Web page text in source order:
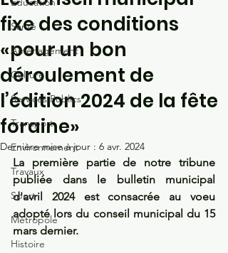
Santé
Aménagement
Culture
Services Publics
Transport
Environnement
Travaux
Sport
Métropole
Histoire
fixe des conditions
«pour un bon
déroulement de
l’édition 2024 de la fête
foraine»
Dernière mise à jour : 6 avr. 2024
La première partie de notre tribune
publiée dans le bulletin municipal
d'avril 2024 est consacrée au voeu
adopté lors du conseil municipal du 15
mars dernier.